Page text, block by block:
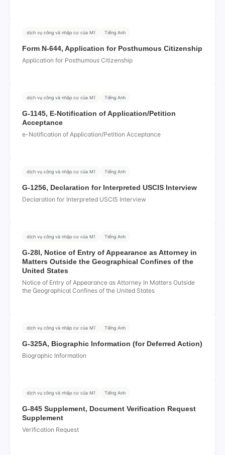
dịch vụ công và nhập cư của Mĩ Tiếng Anh
Form N-644, Application for Posthumous Citizenship
Application for Posthumous Citizenship
dịch vụ công và nhập cư của Mĩ Tiếng Anh
G-1145, E-Notification of Application/Petition
Acceptance
e-Notification of Application/Petition Acceptance
dịch vụ công và nhập cư của Mĩ Tiếng Anh
G-1256, Declaration for Interpreted USCIS Interview
Declaration for Interpreted USCIS Interview
dịch vụ công và nhập cư của Mĩ Tiếng Anh
G-28I, Notice of Entry of Appearance as Attorney in
Matters Outside the Geographical Confines of the
United States
Notice of Entry of Appearance as Attorney In Matters Outside
the Geographical Confines of the United States
dịch vụ công và nhập cư của Mĩ Tiếng Anh
G-325A, Biographic Information (for Deferred Action)
Biographic Information
dịch vụ công và nhập cư của Mĩ Tiếng Anh
G-845 Supplement, Document Verification Request
Supplement
Verification Request